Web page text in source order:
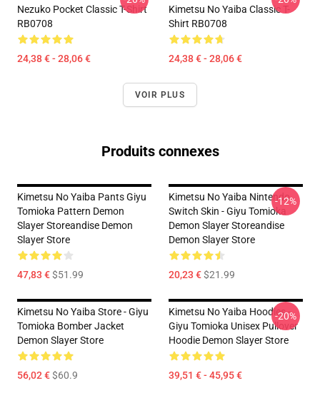
Nezuko Pocket Classic T-Shirt
RB0708
24,38 € - 28,06 €
Kimetsu No Yaiba Classic T-
Shirt RB0708
24,38 € - 28,06 €
VOIR PLUS
Produits connexes
Kimetsu No Yaiba Pants Giyu
Tomioka Pattern Demon
Slayer Storeandise Demon
Slayer Store
47,83 €$51.99
Kimetsu No Yaiba Nintendo
Switch Skin - Giyu Tomioka
Demon Slayer Storeandise
Demon Slayer Store
20,23 €$21.99
-12%
Kimetsu No Yaiba Store - Giyu
Tomioka Bomber Jacket
Demon Slayer Store
56,02 €$60.9
Kimetsu No Yaiba Hoodies -
Giyu Tomioka Unisex Pullover
Hoodie Demon Slayer Store
39,51 € - 45,95 €
-20%